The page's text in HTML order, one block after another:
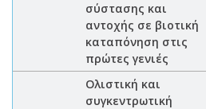
σύστασης και
αντοχής σε βιοτική
καταπόνηση στις
πρώτες γενιές
Ολιστική και
συγκεντρωτική